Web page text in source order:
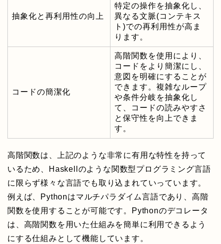
抽象化と再利用性の向上
特定の操作を抽象化し、
異なる文脈(コンテキス
ト)での再利用性が高ま
ります。
コードの簡潔化
高階関数を使用により、
コードをより簡潔にし、
意図を明確にすることが
できます。複雑なループ
や条件分岐を抽象化し
て、コードの読みやすさ
と保守性を向上できま
す。
高階関数は、上記のような非常に有用な特性を持って
いるため、Haskellのような関数型プログラミング言語
に限らず様々な言語でも取り込まれていっています。
例えば、Pythonはマルチパラダイム言語であり、高階
関数を使用することが可能です。Pythonのデコレータ
は、高階関数を用いた仕組みを簡単に利用できるよう
にする仕組みとして機能しています。